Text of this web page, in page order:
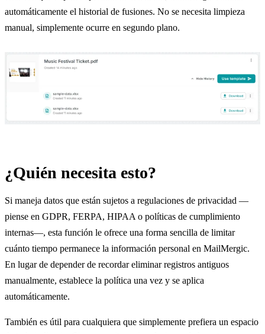
automáticamente el historial de fusiones. No se necesita limpieza
manual, simplemente ocurre en segundo plano.
¿Quién necesita esto?
Si maneja datos que están sujetos a regulaciones de privacidad —
piense en GDPR, FERPA, HIPAA o políticas de cumplimiento
internas—, esta función le ofrece una forma sencilla de limitar
cuánto tiempo permanece la información personal en MailMergic.
En lugar de depender de recordar eliminar registros antiguos
manualmente, establece la política una vez y se aplica
automáticamente.
También es útil para cualquiera que simplemente prefiera un espacio